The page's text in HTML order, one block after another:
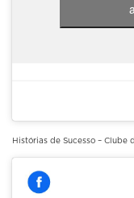
Histórias de Sucesso – Clube